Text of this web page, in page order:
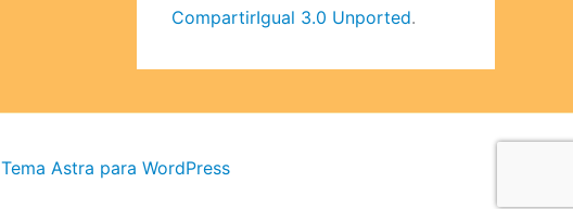
CompartirIgual 3.0 Unported.
Tema Astra para WordPress